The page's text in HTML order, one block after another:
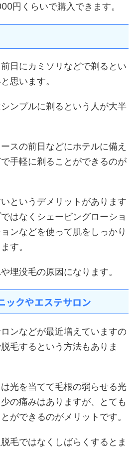
円くらいで購入できます。
日にカミソリなどで剃るとい
思います。
ンプルに剃るという人が大半
スの前日などにホテルに備え
手軽に剃ることができるのが
というデメリットがあります
はなくシェービングローショ
ンなどを使って肌をしっかり
す。
埋没毛の原因になります。
ックやエステサロン
ンなどが最近増えていますの
毛するという方法もありま
光を当てて毛根の弱らせる光
の痛みはありますが、とても
ができるのがメリットです。
毛ではなくしばらくするとま